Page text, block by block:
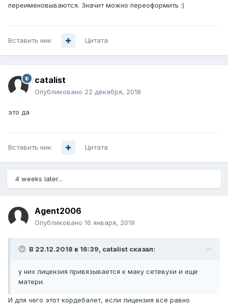
переименовываются. Значит можно переоформить :)
Вставить ник Цитата
catalist
Опубликовано 22 декабря, 2018
это да
Вставить ник Цитата
4 weeks later...
Agent2006
Опубликовано 16 января, 2019
В 22.12.2018 в 16:39, catalist сказал:
у них лицензия привязывается к маку сетевухи и еще
матери.
И для чего этот кордебалет, если лицензия всё равно